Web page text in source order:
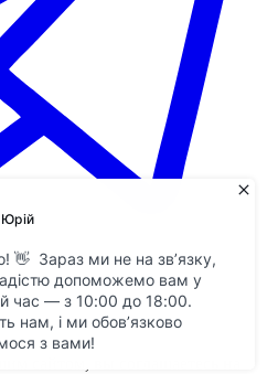
сайтом, вы соглашаетесь на